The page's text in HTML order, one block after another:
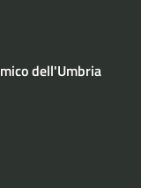
dell'Umbria